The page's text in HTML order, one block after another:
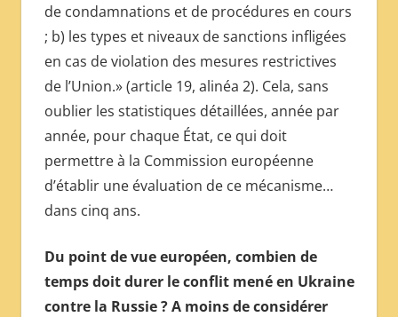
de condamnations et de procédures en cours
; b) les types et niveaux de sanctions infligées
en cas de violation des mesures restrictives
de l’Union.» (article 19, alinéa 2). Cela, sans
oublier les statistiques détaillées, année par
année, pour chaque État, ce qui doit
permettre à la Commission européenne
d’établir une évaluation de ce mécanisme…
dans cinq ans.
Du point de vue européen, combien de
temps doit durer le conflit mené en Ukraine
contre la Russie ? A moins de considérer